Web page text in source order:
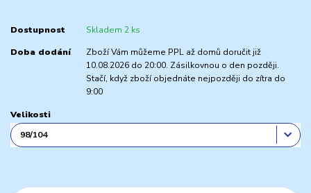
Dostupnost Skladem 2 ks
Doba dodání
Zboží Vám můžeme PPL až domů doručit již
10.08.2026 do 20:00. Zásilkovnou o den později.
Stačí, když zboží objednáte nejpozději do zítra do
9:00
Velikosti